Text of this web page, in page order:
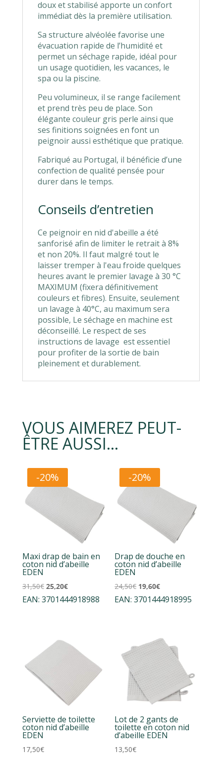
doux et stabilisé apporte un confort
immédiat dès la première utilisation.
Sa structure alvéolée favorise une
évacuation rapide de l’humidité et
permet un séchage rapide, idéal pour
un usage quotidien, les vacances, le
spa ou la piscine.
Peu volumineux, il se range facilement
et prend très peu de place. Son
élégante couleur gris perle ainsi que
ses finitions soignées en font un
peignoir aussi esthétique que pratique.
Fabriqué au Portugal, il bénéficie d’une
confection de qualité pensée pour
durer dans le temps.
Conseils d’entretien
Ce peignoir en nid d'abeille a été
sanforisé afin de limiter le retrait à 8%
et non 20%. Il faut malgré tout le
laisser tremper à l'eau froide quelques
heures avant le premier lavage à 30 °C
MAXIMUM (fixera définitivement
couleurs et fibres). Ensuite, seulement
un lavage à 40°C, au maximum sera
possible, Le séchage en machine est
déconseillé. Le respect de ses
instructions de lavage est essentiel
pour profiter de la sortie de bain
pleinement et durablement.
VOUS AIMEREZ PEUT-
ÊTRE AUSSI…
-20%
Maxi drap de bain en
coton nid d’abeille
EDEN
31,50€ Le
prix
25,20€Le
prix
EAN: 3701444918988
-20%
Drap de douche en
coton nid d’abeille
EDEN
24,50€ Le
prix
24,50€.
19,60€Le
prix
19,60€.
EAN:3701444918995
Serviette de toilette
coton nid d’abeille
EDEN
17,50€
Lot de 2 gants de
toilette en coton nid
d’abeille EDEN
13,50€